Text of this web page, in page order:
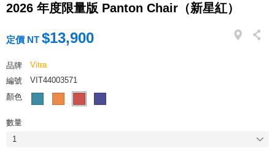
2026 年度限量版 Panton Chair（新星紅）
定價 NT $13,900
品牌
Vitra
編號
VIT44003571
顏色
數量
1